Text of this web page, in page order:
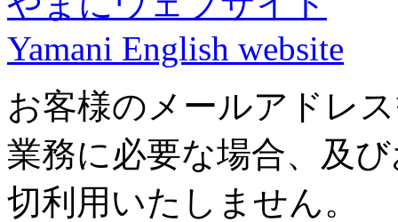
Yamani English website
お客様のメールアドレ
業務に必要な場合、及
切利用いたしません。